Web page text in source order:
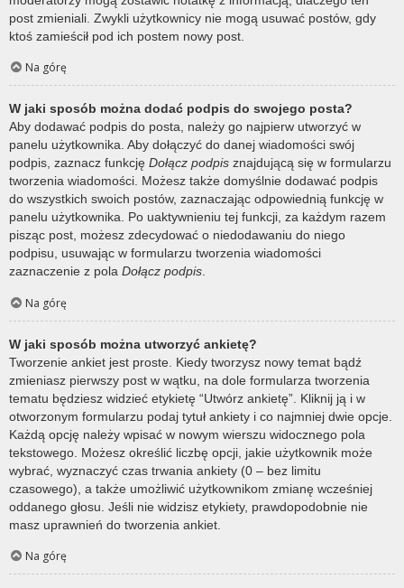
post zmieniali. Zwykli użytkownicy nie mogą usuwać postów, gdy
ktoś zamieścił pod ich postem nowy post.
Na górę
W jaki sposób można dodać podpis do swojego posta?
Aby dodawać podpis do posta, należy go najpierw utworzyć w
panelu użytkownika. Aby dołączyć do danej wiadomości swój
podpis, zaznacz funkcję Dołącz podpis znajdującą się w formularzu
tworzenia wiadomości. Możesz także domyślnie dodawać podpis
do wszystkich swoich postów, zaznaczając odpowiednią funkcję w
panelu użytkownika. Po uaktywnieniu tej funkcji, za każdym razem
pisząc post, możesz zdecydować o niedodawaniu do niego
podpisu, usuwając w formularzu tworzenia wiadomości
zaznaczenie z pola Dołącz podpis.
Na górę
W jaki sposób można utworzyć ankietę?
Tworzenie ankiet jest proste. Kiedy tworzysz nowy temat bądź
zmieniasz pierwszy post w wątku, na dole formularza tworzenia
tematu będziesz widzieć etykietę “Utwórz ankietę”. Kliknij ją i w
otworzonym formularzu podaj tytuł ankiety i co najmniej dwie opcje.
Każdą opcję należy wpisać w nowym wierszu widocznego pola
tekstowego. Możesz określić liczbę opcji, jakie użytkownik może
wybrać, wyznaczyć czas trwania ankiety (0 – bez limitu
czasowego), a także umożliwić użytkownikom zmianę wcześniej
oddanego głosu. Jeśli nie widzisz etykiety, prawdopodobnie nie
masz uprawnień do tworzenia ankiet.
Na górę